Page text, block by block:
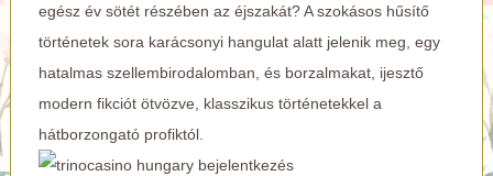
egész év sötét részében az éjszakát? A szokásos hűsítő
történetek sora karácsonyi hangulat alatt jelenik meg, egy
hatalmas szellembirodalomban, és borzalmakat, ijesztő
modern fikciót ötvözve, klasszikus történetekkel a
hátborzongató profiktól.